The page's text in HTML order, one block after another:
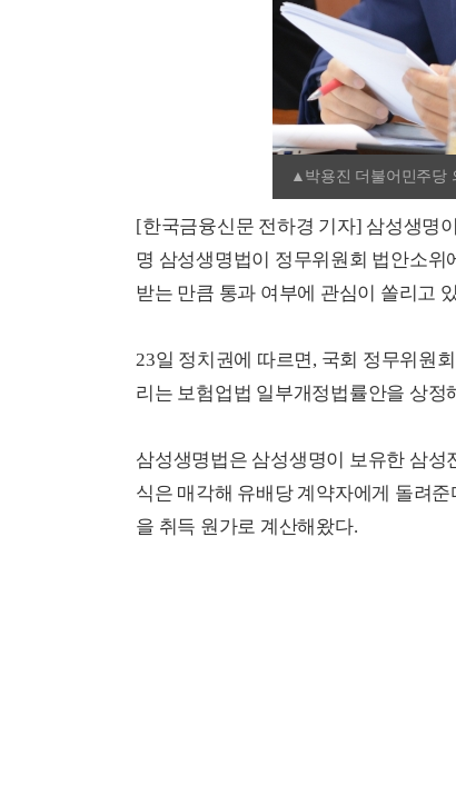
▲박용진 더불어민주당
[한국금융신문 전하경 기자] 삼성생명
명 삼성생명법이 정무위원회 법안소
받는 만큼 통과 여부에 관심이 쏠리고
23일 정치권에 따르면, 국회 정무위원
리는 보험업법 일부개정법률안을 상정
삼성생명법은 삼성생명이 보유한 삼성
식은 매각해 유배당 계약자에게 돌려
을 취득 원가로 계산해왔다.